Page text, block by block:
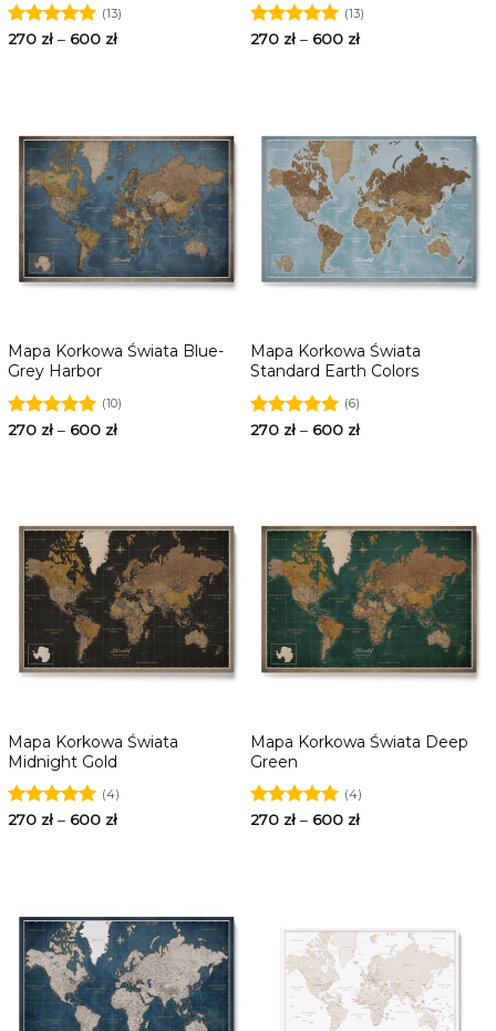
Oceniono
(13)
270 zł– 600 zł
Oceniono
(13)
270 zł– 600 zł
Mapa Korkowa Świata Blue-
Grey Harbor
Oceniono
(10)
270 zł– 600 zł
Mapa Korkowa Świata
Standard Earth Colors
Oceniono
(6)
270 zł– 600 zł
Mapa Korkowa Świata
Midnight Gold
Oceniono
(4)
270 zł– 600 zł
Mapa Korkowa Świata Deep
Green
Oceniono
(4)
270 zł– 600 zł